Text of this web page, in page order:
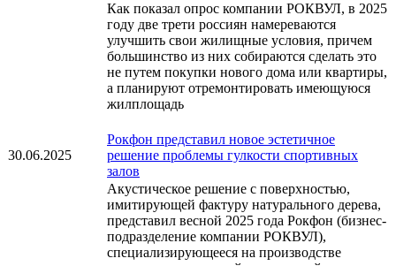
Как показал опрос компании РОКВУЛ, в 2025
году две трети россиян намереваются
улучшить свои жилищные условия, причем
большинство из них собираются сделать это
не путем покупки нового дома или квартиры,
а планируют отремонтировать имеющуюся
жилплощадь
30.06.2025
Рокфон представил новое эстетичное
решение проблемы гулкости спортивных
залов
Акустическое решение с поверхностью,
имитирующей фактуру натурального дерева,
представил весной 2025 года Рокфон (бизнес-
подразделение компании РОКВУЛ),
специализирующееся на производстве